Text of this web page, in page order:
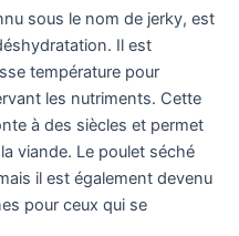
sous le nom de jerky, est
Il est
température pour
les nutriments. Cette
à des siècles et permet
viande. Le poulet séché
il est également devenu
pour ceux qui se